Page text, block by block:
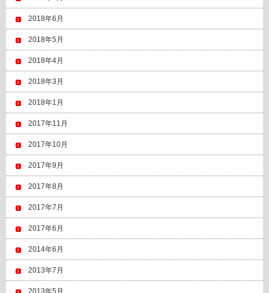
2018年6月
2018年5月
2018年4月
2018年3月
2018年1月
2017年11月
2017年10月
2017年9月
2017年8月
2017年7月
2017年6月
2014年6月
2013年7月
2013年5月